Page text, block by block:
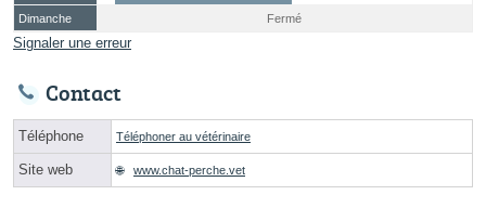
Dimanche
Fermé
Signaler une erreur
Contact
Téléphone Téléphoner au vétérinaire
Site web www.chat-perche.vet